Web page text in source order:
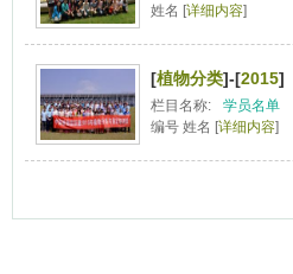
姓名 [详细内容]
[植物分类]-[2015]
栏目名称:
学员名单
编号 姓名 [详细内容]